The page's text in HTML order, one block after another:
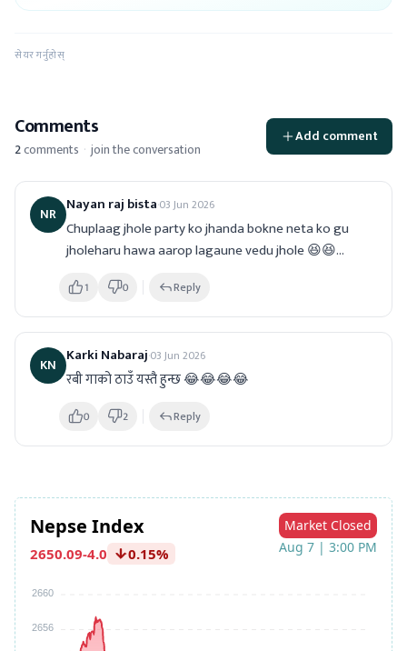
सेयर गर्नुहोस्
Comments
2comments · join the conversation
Add comment
NR Nayan raj bista·03 Jun 2026
Chuplaag jhole party ko jhanda bokne neta ko gu
jholeharu hawa aarop lagaune vedu jhole 😆😆…
1 0 Reply
KN Karki Nabaraj·03 Jun 2026
रबी गाको ठाउँ यस्तै हुन्छ 😂😂😂😂
0 2 Reply